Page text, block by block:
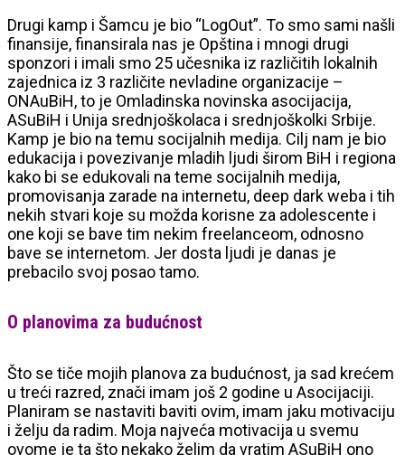
Drugi kamp i Šamcu je bio “LogOut”. To smo sami našli
finansije, finansirala nas je Opština i mnogi drugi
sponzori i imali smo 25 učesnika iz različitih lokalnih
zajednica iz 3 različite nevladine organizacije –
ONAuBiH, to je Omladinska novinska asocijacija,
ASuBiH i Unija srednjoškolaca i srednjoškolki Srbije.
Kamp je bio na temu socijalnih medija. Cilj nam je bio
edukacija i povezivanje mladih ljudi širom BiH i regiona
kako bi se edukovali na teme socijalnih medija,
promovisanja zarade na internetu, deep dark weba i tih
nekih stvari koje su možda korisne za adolescente i
one koji se bave tim nekim freelanceom, odnosno
bave se internetom. Jer dosta ljudi je danas je
prebacilo svoj posao tamo.
O planovima za budućnost
Što se tiče mojih planova za budućnost, ja sad krećem
u treći razred, znači imam još 2 godine u Asocijaciji.
Planiram se nastaviti baviti ovim, imam jaku motivaciju
i želju da radim. Moja najveća motivacija u svemu
ovome je ta što nekako želim da vratim ASuBiH ono